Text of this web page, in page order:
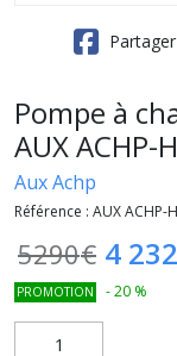
Partager
Pompe à
AUX ACHP-
Aux Achp
Référence : AUX ACHP-
5290€ 4 232
PROMOTION -20 %